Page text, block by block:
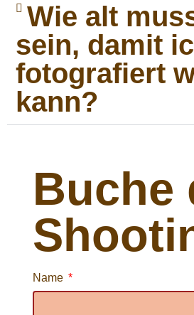
Wie alt
sein, damit
fotografiert
kann?
Buche
Name